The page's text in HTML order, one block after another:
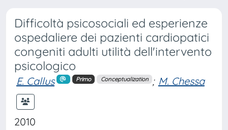
Difficoltà psicosociali ed esperienze
ospedaliere dei pazienti cardiopatici
congeniti adulti utilità dell'intervento
psicologico
E. Callus Primo Conceptualization ; M. Chessa
2010